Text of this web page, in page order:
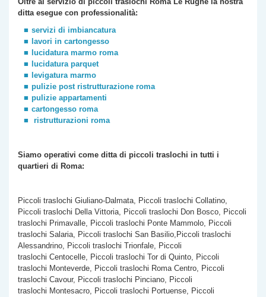
ditta esegue con professionalità:
servizi di imbiancatura
lavori in cartongesso
lucidatura marmo roma
lucidatura parquet
levigatura marmo
pulizie post ristrutturazione roma
pulizie appartamenti
cartongesso roma
ristrutturazioni roma
Siamo operativi come ditta di piccoli traslochi in tutti i
quartieri di Roma:
Piccoli traslochi Giuliano-Dalmata, Piccoli traslochi Collatino,
Piccoli traslochi Della Vittoria, Piccoli traslochi Don Bosco, Piccoli
traslochi Primavalle, Piccoli traslochi Ponte Mammolo, Piccoli
traslochi Salaria, Piccoli traslochi San Basilio,Piccoli traslochi
Alessandrino, Piccoli traslochi Trionfale, Piccoli
traslochi Centocelle, Piccoli traslochi Tor di Quinto, Piccoli
traslochi Monteverde, Piccoli traslochi Roma Centro, Piccoli
traslochi Cavour, Piccoli traslochi Pinciano, Piccoli
traslochi Montesacro, Piccoli traslochi Portuense, Piccoli